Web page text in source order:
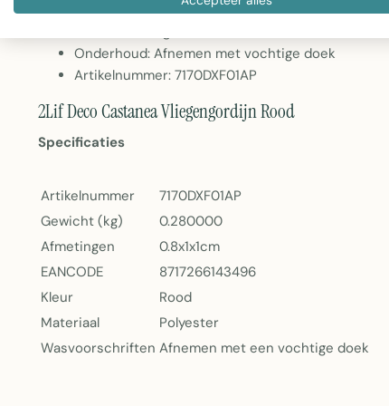
Materiaal: Polyester
Onderhoud: Afnemen met vochtige doek
Artikelnummer: 7170DXF01AP
2Lif Deco Castanea Vliegengordijn Rood
Specificaties
Artikelnummer
7170DXF01AP
Gewicht (kg)
0.280000
Afmetingen
0.8x1x1cm
EANCODE
8717266143496
Kleur
Rood
Materiaal
Polyester
Wasvoorschriften Afnemen met een vochtige doek